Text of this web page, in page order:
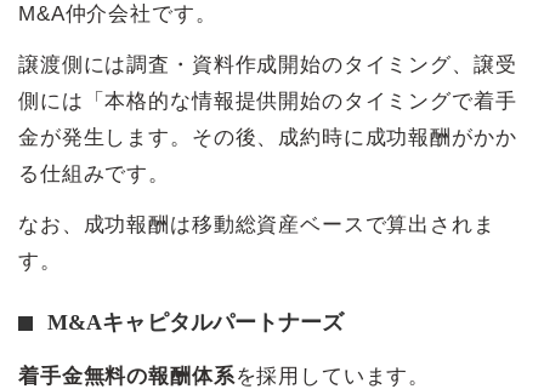
M&A仲介会社です。
譲渡側には調査・資料作成開始のタイミング、譲受
側には「本格的な情報提供開始のタイミングで着手
金が発生します。その後、成約時に成功報酬がかか
る仕組みです。
なお、成功報酬は移動総資産ベースで算出されま
す。
M&Aキャピタルパートナーズ
着手金無料の報酬体系を採用しています。